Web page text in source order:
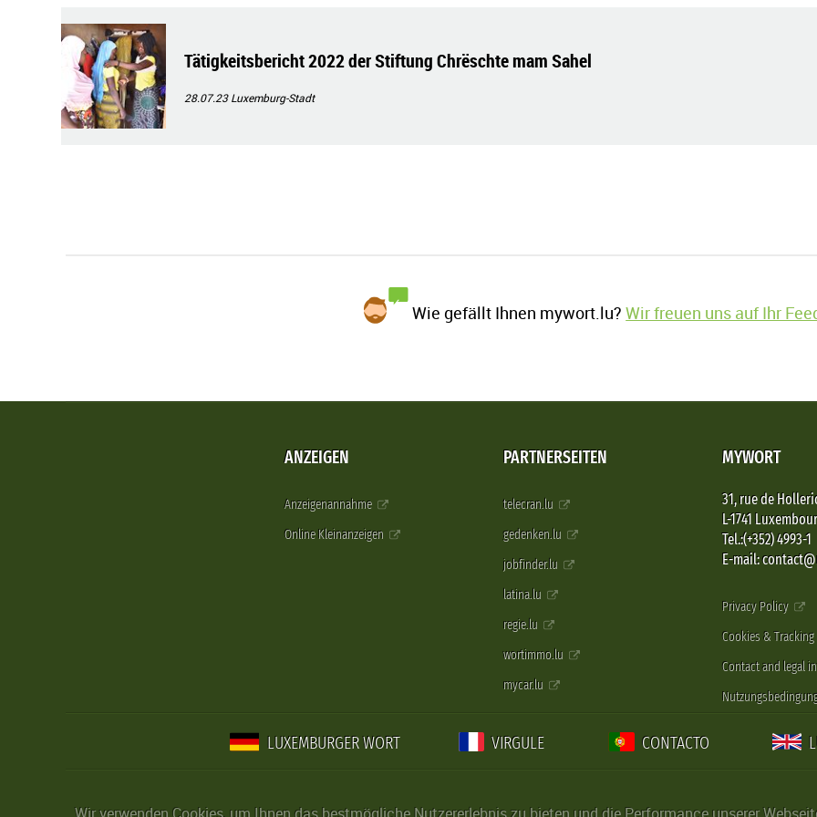
Tätigkeitsbericht 2022 der Stiftung Chrëschte mam Sahel
28.07.23Luxemburg-Stadt
Wie gefällt Ihnen mywort.lu?Wir freuen uns auf Ihr
ANZEIGEN
Anzeigenannahme
Online Kleinanzeigen
PARTNERSEITEN
telecran.lu
gedenken.lu
jobfinder.lu
latina.lu
regie.lu
wortimmo.lu
mycar.lu
MYWORT
31, rue de
L-1741
Tel.:(+352) 4993-1
E-mail:
Privacy Policy
Cookies & Tracking
Contact and legal
LUXEMBURGER WORT VIRGULE CONTACTO